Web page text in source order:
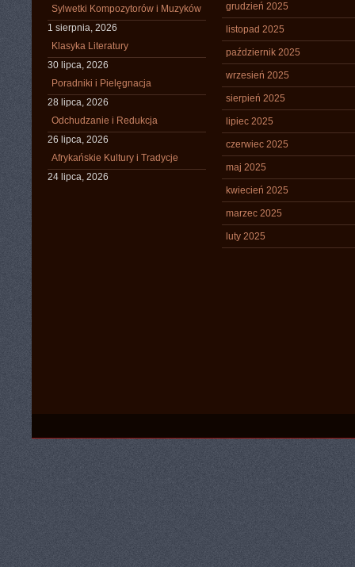
Sylwetki Kompozytorów i Muzyków
1 sierpnia, 2026
Klasyka Literatury
30 lipca, 2026
Poradniki i Pielęgnacja
28 lipca, 2026
Odchudzanie i Redukcja
26 lipca, 2026
Afrykańskie Kultury i Tradycje
24 lipca, 2026
grudzień 2025
listopad 2025
październik 2025
wrzesień 2025
sierpień 2025
lipiec 2025
czerwiec 2025
maj 2025
kwiecień 2025
marzec 2025
luty 2025